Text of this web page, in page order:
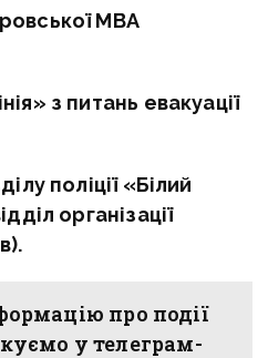
МВА
з питань евакуації
поліції «Білий
організації
про події
у телеграм-